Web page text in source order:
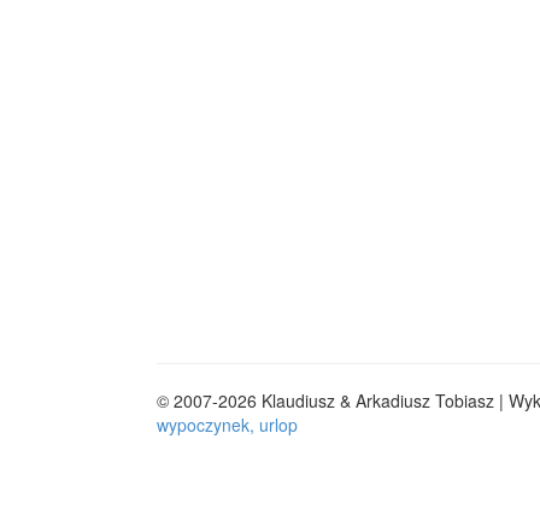
© 2007-2026 Klaudiusz & Arkadiusz Tobiasz |
wypoczynek, urlop